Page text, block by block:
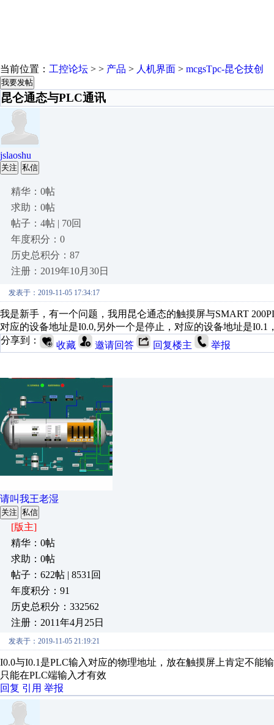
当前位置： 工控论坛 > > 产品 > 人机界面 > mcgsTpc-昆仑技创
我要发帖
昆仑通态与PLC通讯
jslaoshu
关注 私信
精华：0帖
求助：0帖
帖子：4帖 | 70回
年度积分：0
历史总积分：87
注册：2019年10月30日
发表于：2019-11-05 17:34:17
我是新手，有一个问题，我用昆仑通态的触摸屏与SMART
对应的设备地址是I0.0,另外一个是停止，对应的设备地址是
分享到：
收藏 邀请回答 回复楼主 举报
请叫我王老湿
关注 私信
[版主]
精华：0帖
求助：0帖
帖子：622帖 | 8531回
年度积分：91
历史总积分：332562
注册：2011年4月25日
发表于：2019-11-05 21:19:21
I0.0与I0.1是PLC输入对应的物理地址，放在触摸屏上肯定不能
只能在PLC端输入才有效
回复 引用 举报